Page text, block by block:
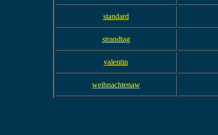
standard
strandtag
valentin
weihnachtenaw